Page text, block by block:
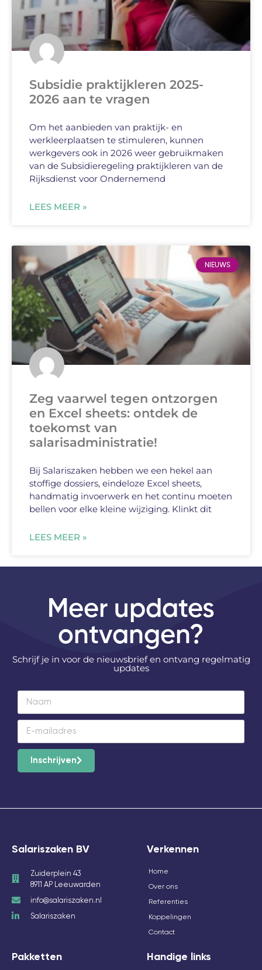
Subsidie praktijkleren 2025-
2026 aan te vragen
Om het aanbieden van praktijk- en
werkleerplaatsen te stimuleren, kunnen
werkgevers ook in 2026 weer gebruikmaken
van de Subsidieregeling praktijkleren van de
Rijksdienst voor Ondernemend
LEES MEER »
NIEUWS
Zeg vaarwel tegen ontzorgen
en Excel sheets: ontdek de
toekomst van
salarisadministratie!
Bij Salariszaken hebben we een hekel aan
stoffige dossiers, eindeloze Excel sheets,
handmatig invoerwerk en het continu moeten
bellen voor elke kleine wijziging. Klinkt dit
LEES MEER »
Meer updates
ontvangen?
Schrijf je in voor de nieuwsbrief en ontvang regelmatig
updates
Inschrijven
Salariszaken BV
Zuiderplein 43
8911 AP Leeuwarden
info@salariszaken.nl
Salariszaken
Verkennen
Home
Over ons
Referenties
Koppelingen
Contact
Pakketten Handige links